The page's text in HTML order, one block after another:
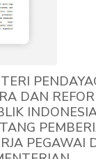
DAN
PEGAWAI